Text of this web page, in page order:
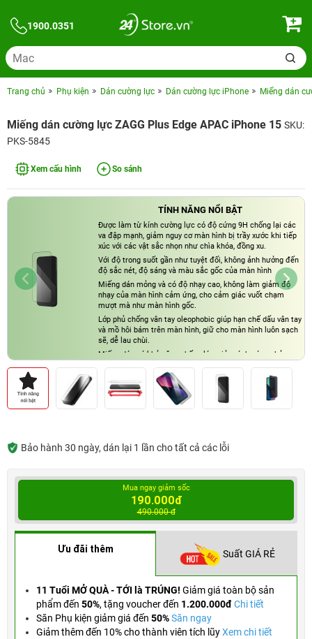
1900.0351
Trang chủ Phụ kiện Dán cường lực Dán cường lực iPhone Miếng dán
Miếng dán cường lực ZAGG Plus Edge APAC iPhone 15 SKU:
PKS-5845
Xem cấu hình So sánh
TÍNH NĂNG NỔI BẬT
Được làm từ kính cường lực có độ cứng 9H chống lại các
va đập mạnh, giảm nguy cơ màn hình bị trầy xước khi tiếp
xúc với các vật sắc nhọn như chìa khóa, đồng xu.
Với độ trong suốt gần như tuyệt đối, không ảnh hưởng đến
độ sắc nét, độ sáng và màu sắc gốc của màn hình
Miếng dán mỏng và có độ nhạy cao, không làm giảm độ
nhạy của màn hình cảm ứng, cho cảm giác vuốt chạm
mượt mà như màn hình gốc.
Lớp phủ chống vân tay oleophobic giúp hạn chế dấu vân tay
và mồ hôi bám trên màn hình, giữ cho màn hình luôn sạch
sẽ, dễ lau chùi.
Miếng dán có khả năng chống lóa, giảm ánh sáng phản
Bảo hành 30 ngày, dán lại 1 lần cho tất cả các lỗi
Mua ngay giảm sốc
190.000đ
490.000 đ
Ưu đãi thêm Suất GIÁ RẺ
11 Tuổi MỞ QUÀ - TỚI là TRÚNG! Giảm giá toàn bộ sản
phẩm đến 50%, tặng voucher đến 1.200.000đChi tiết
Săn Phụ kiện giảm giá đến 50%Săn ngay
Giảm thêm đến 10% cho thành viên tích lũyXem chi tiết